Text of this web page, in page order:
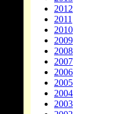
2012
2011
2010
2009
2008
2007
2006
2005
2004
2003